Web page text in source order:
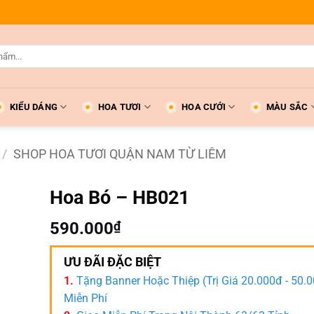
KIỂU DÁNG HOA TƯƠI HOA CƯỚI MÀU SẮC
/ SHOP HOA TƯƠI QUẬN NAM TỪ LIÊM
Hoa Bó – HB021
590.000₫
ƯU ĐÃI ĐẶC BIỆT
1. Tặng Banner Hoặc Thiệp (Trị Giá 20.000đ -
Miễn Phí